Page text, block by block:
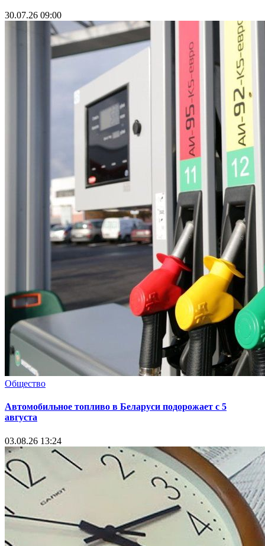
30.07.26 09:00
Общество
Автомобильное топливо в Беларуси подорожает с 5
августа
03.08.26 13:24